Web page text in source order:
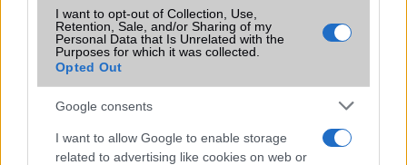
I want to opt-out of Collection, Use,
Retention, Sale, and/or Sharing of my
Personal Data that Is Unrelated with the
Purposes for which it was collected.
Opted Out
Google consents
I want to allow Google to enable storage
related to advertising like cookies on web or
Ez a rejtett Samsung funkció teljesen
megváltoztatja a mobilhasználatot –
sokan mégsem tudnak róla
2026.07.12
Az Edge Panel az egyik leghasznosabb funkció, amely
jelentősen felgyorsítja a mindennapi használatot,
miközben a Pixel telefonokból továbbra is hiányzik.